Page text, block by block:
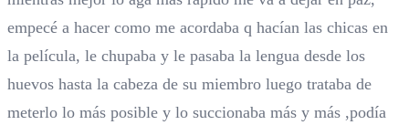
empecé a hacer como me acordaba q hacían las chicas en
la película, le chupaba y le pasaba la lengua desde los
huevos hasta la cabeza de su miembro luego trataba de
meterlo lo más posible y lo succionaba más y más ,podía